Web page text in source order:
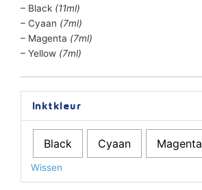
– Black (11ml)
– Cyaan (7ml)
– Magenta (7ml)
– Yellow (7ml)
Inktkleur
Black Cyaan Magenta
Wissen
Huismerk
LC-
3213